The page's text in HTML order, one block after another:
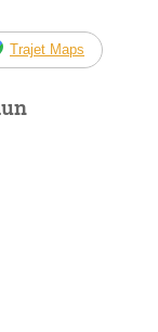
Trajet Maps